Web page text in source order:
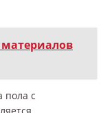
материалов
пола с